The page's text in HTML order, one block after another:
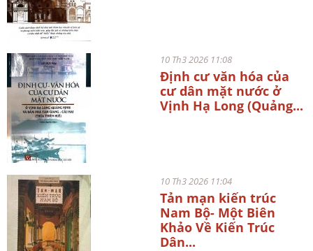
10 Th3 2026 11:08
Định cư văn hóa của
cư dân mặt nước ở
Vịnh Hạ Long (Quảng...
10 Th3 2026 11:04
Tản mạn kiến trúc
Nam Bộ- Một Biên
Khảo Về Kiến Trúc
Dân...